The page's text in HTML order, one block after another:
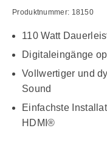
Produktnummer: 18150
110 Watt
Digitaleingänge
Vollwertiger und
Sound
Einfachste
HDMI®